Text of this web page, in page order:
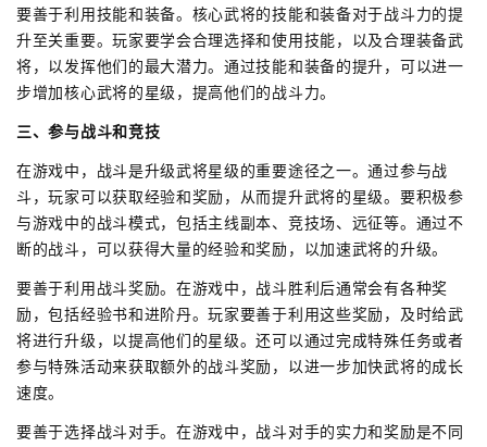
要善于利用技能和装备。核心武将的技能和装备对于战斗力的提
升至关重要。玩家要学会合理选择和使用技能，以及合理装备武
将，以发挥他们的最大潜力。通过技能和装备的提升，可以进一
步增加核心武将的星级，提高他们的战斗力。
三、参与战斗和竞技
在游戏中，战斗是升级武将星级的重要途径之一。通过参与战
斗，玩家可以获取经验和奖励，从而提升武将的星级。要积极参
与游戏中的战斗模式，包括主线副本、竞技场、远征等。通过不
断的战斗，可以获得大量的经验和奖励，以加速武将的升级。
要善于利用战斗奖励。在游戏中，战斗胜利后通常会有各种奖
励，包括经验书和进阶丹。玩家要善于利用这些奖励，及时给武
将进行升级，以提高他们的星级。还可以通过完成特殊任务或者
参与特殊活动来获取额外的战斗奖励，以进一步加快武将的成长
速度。
要善于选择战斗对手。在游戏中，战斗对手的实力和奖励是不同